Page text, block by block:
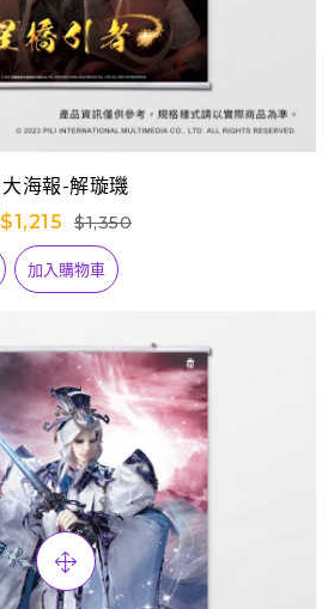
大海報-解璇璣
$1,215
$1,350
加入購物車